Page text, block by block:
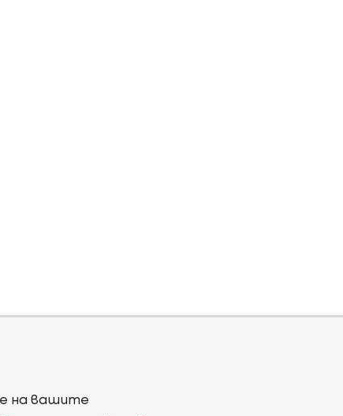
на вашите